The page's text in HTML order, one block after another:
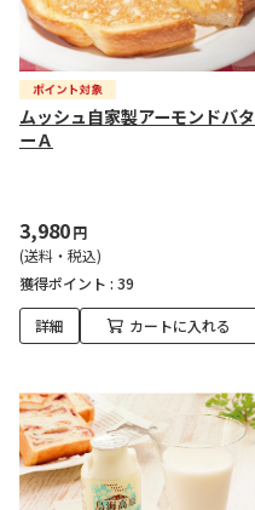
ムッシュ自家製アーモンドバタ
ーＡ
3,980円
(送料・税込)
獲得ポイント : 39
詳細 カートに入れる